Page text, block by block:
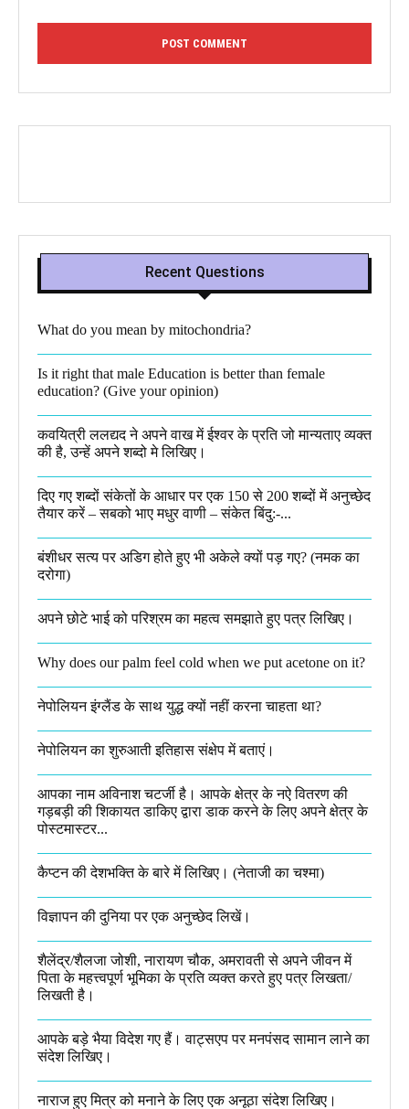
Recent Questions
What do you mean by mitochondria?​
Is it right that male Education is better than female
education? (Give your opinion)
कवयित्री ललद्यद ने अपने वाख में ईश्वर के प्रति जो मान्यताए व्यक्त
की है, उन्हें अपने शब्दो मे लिखिए।
दिए गए शब्दों संकेतों के आधार पर एक 150 से 200 शब्दों में अनुच्छेद
तैयार करें – सबको भाए मधुर वाणी – संकेत बिंदु:-...
बंशीधर सत्य पर अडिग होते हुए भी अकेले क्यों पड़ गए? (नमक का
दरोगा)
अपने छोटे भाई को परिश्रम का महत्व समझाते हुए पत्र लिखिए।
Why does our palm feel cold when we put acetone on it?
नेपोलियन इंग्लैंड के साथ युद्ध क्यों नहीं करना चाहता था​?
नेपोलियन का शुरुआती इतिहास संक्षेप में बताएं।
आपका नाम अविनाश चटर्जी है। आपके क्षेत्र के नऐ वितरण की
गड़बड़ी की शिकायत डाकिए द्वारा डाक करने के लिए अपने क्षेत्र के
पोस्टमास्टर...
कैप्टन की देशभक्ति के बारे में लिखिए।​ (नेताजी का चश्मा)
विज्ञापन की दुनिया पर एक अनुच्छेद लिखें।
शैलेंद्र/शैलजा जोशी, नारायण चौक, अमरावती से अपने जीवन में
पिता के महत्त्वपूर्ण भूमिका के प्रति व्यक्त करते हुए पत्र लिखता/
लिखती है।​
आपके बड़े भैया विदेश गए हैं। वाट्सएप पर मनपंसद सामान लाने का
संदेश लिखिए।
नाराज हुए मित्र को मनाने के लिए एक अनूठा संदेश लिखिए।